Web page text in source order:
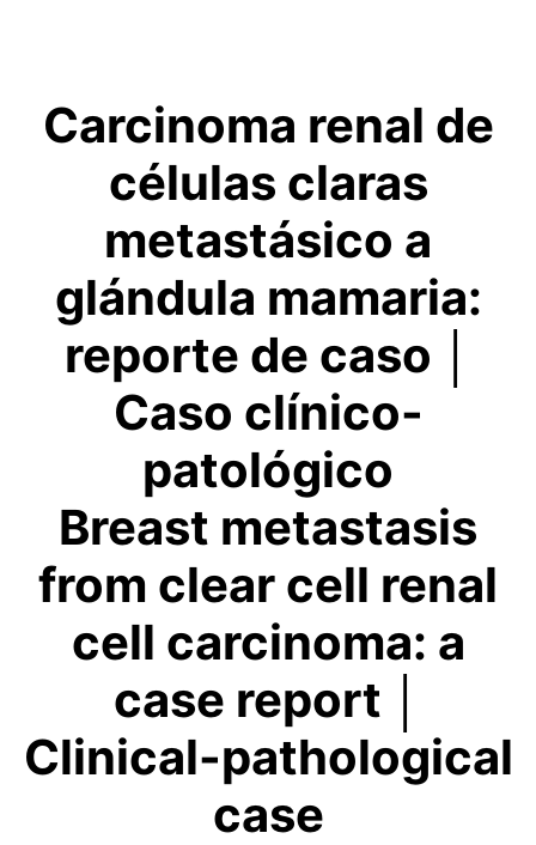
Carcinoma renal de
células claras
metastásico a
glándula mamaria:
reporte de caso
Caso clínico-
patológico
Breast metastasis
from clear cell renal
cell carcinoma: a
case report │
Clinical-pathological
case